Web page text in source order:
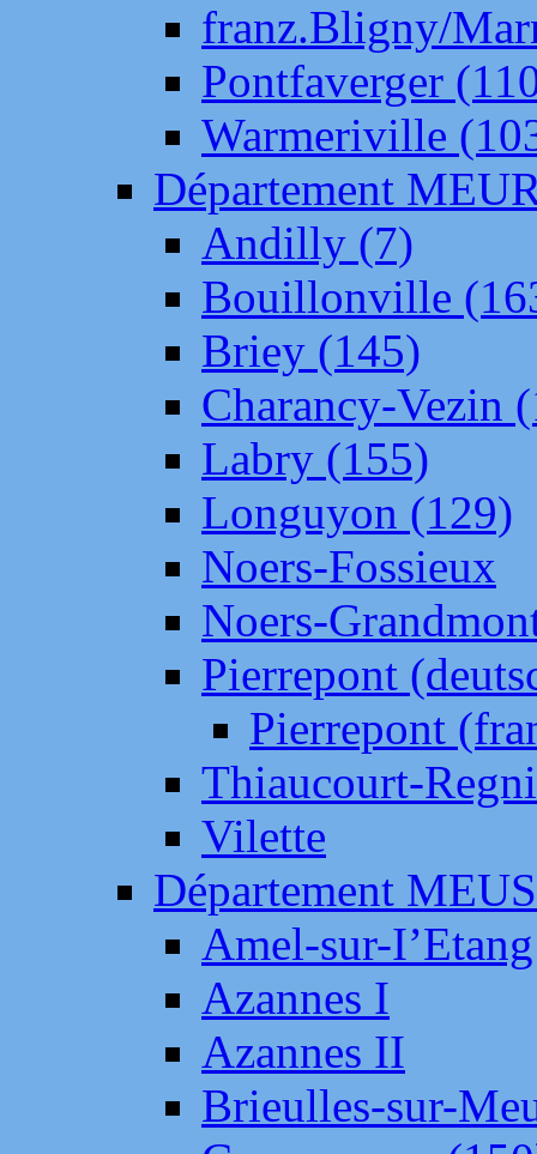
franz.Bligny/
Pontfaverger
Warmeriville
Département
Andilly (7)
Bouillonville
Briey (145)
Charancy-Vezin
Labry (155)
Longuyon (129)
Noers-Fossieux
Noers-
Pierrepont
Pierrepont
Thiaucourt-
Vilette
Département
Amel-sur-
Azannes I
Azannes II
Brieulles-sur-